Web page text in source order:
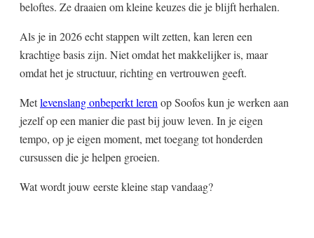
beloftes. Ze draaien om kleine keuzes die je blijft herhalen.
Als je in 2026 echt stappen wilt zetten, kan leren een
krachtige basis zijn. Niet omdat het makkelijker is, maar
omdat het je structuur, richting en vertrouwen geeft.
Metlevenslang onbeperkt leren op Soofos kun je werken aan
jezelf op een manier die past bij jouw leven. In je eigen
tempo, op je eigen moment, met toegang tot honderden
cursussen die je helpen groeien.
Wat wordt jouw eerste kleine stap vandaag?